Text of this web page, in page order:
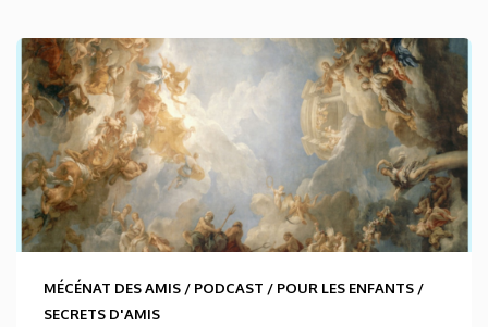
MÉCÉNAT DES AMIS / PODCAST / POUR LES ENFANTS /
SECRETS D'AMIS